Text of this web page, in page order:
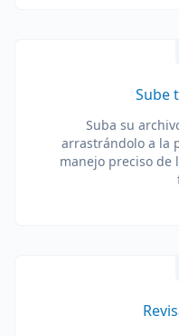
Sube
Suba su
arrastrándolo a la
manejo preciso de